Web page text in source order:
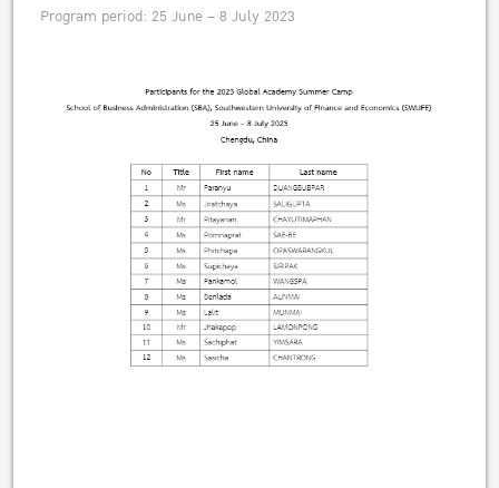
Program period: 25 June – 8 July 2023